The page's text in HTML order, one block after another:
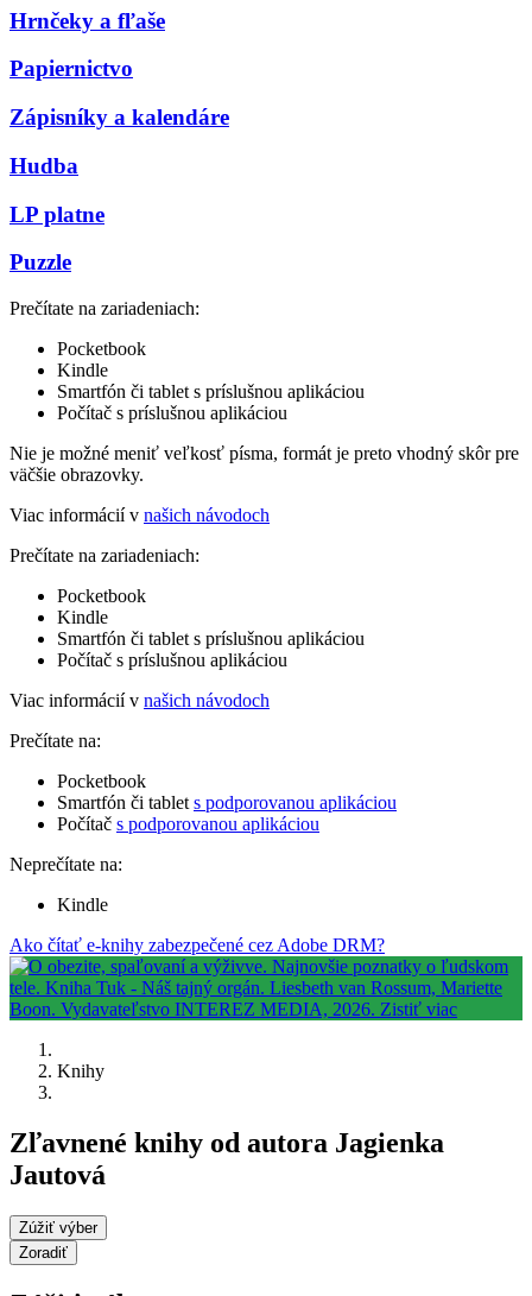
Hrnčeky a fľaše
Papiernictvo
Zápisníky a kalendáre
Hudba
LP platne
Puzzle
Prečítate na zariadeniach:
Pocketbook
Kindle
Smartfón či tablet s príslušnou aplikáciou
Počítač s príslušnou aplikáciou
Nie je možné meniť veľkosť písma, formát je preto vhodný skôr pre
väčšie obrazovky.
Viac informácií v našich návodoch
Prečítate na zariadeniach:
Pocketbook
Kindle
Smartfón či tablet s príslušnou aplikáciou
Počítač s príslušnou aplikáciou
Viac informácií v našich návodoch
Prečítate na:
Pocketbook
Smartfón či tablet s podporovanou aplikáciou
Počítač s podporovanou aplikáciou
Neprečítate na:
Kindle
Ako čítať e-knihy zabezpečené cez Adobe DRM?
Knihy
Zľavnené knihy od autora Jagienka
Jautová
Zúžiť výber
Zoradiť